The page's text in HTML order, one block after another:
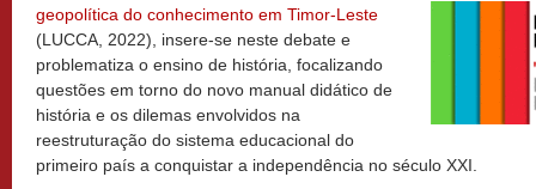
geopolítica do conhecimento em Timor-Leste
(LUCCA, 2022), insere-se neste debate e
problematiza o ensino de história, focalizando
questões em torno do novo manual didático de
história e os dilemas envolvidos na
reestruturação do sistema educacional do
primeiro país a conquistar a independência no século XXI.